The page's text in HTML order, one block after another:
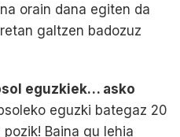
orain dana egiten da
galtzen badozuz
eguzkiek… asko
eguzki bategaz 20
Baina gu lehia